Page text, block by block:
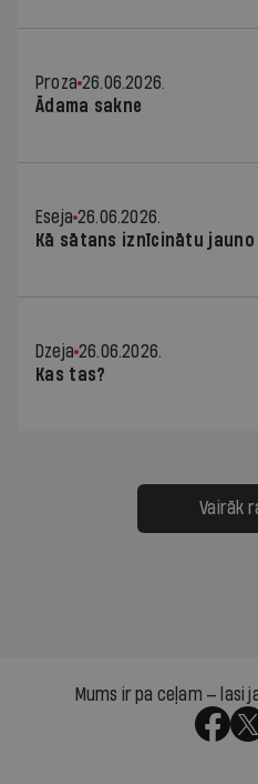
Proza 26.06.2026.
Ādama sakne
Eseja 26.06.2026.
Kā sātans iznīcinātu jauno
Dzeja 26.06.2026.
Kas tas?
Vairāk
Mums ir pa ceļam — lasi